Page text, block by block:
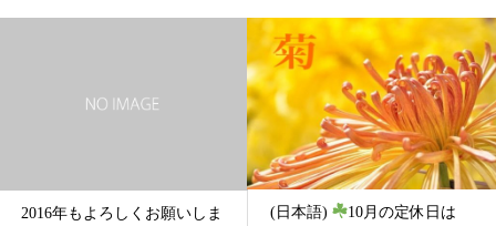
2016年もよろしくお願いしま
(日本語)
10月の定休日は